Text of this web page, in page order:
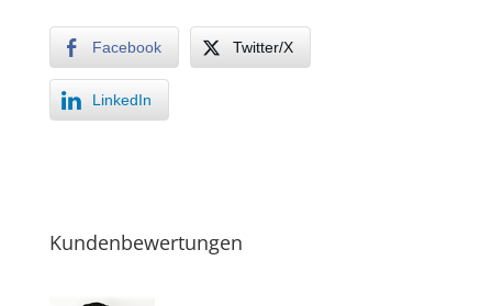
Facebook Twitter/X
LinkedIn
Kundenbewertungen